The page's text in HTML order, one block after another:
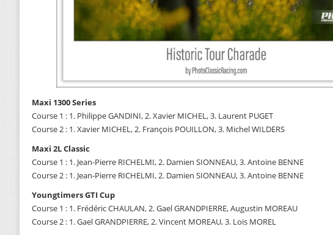
Maxi 1300 Series
Course 1 : 1. Philippe GANDINI, 2. Xavier MICHEL, 3. Laurent PUGET
Course 2 : 1. Xavier MICHEL, 2. François POUILLON, 3. Michel WILDERS
Maxi 2L Classic
Course 1 : 1. Jean-Pierre RICHELMI, 2. Damien SIONNEAU, 3. Antoine BENNE
Course 2 : 1. Jean-Pierre RICHELMI, 2. Damien SIONNEAU, 3. Antoine BENNE
Youngtimers GTI Cup
Course 1 : 1. Frédéric CHAULAN, 2. Gael GRANDPIERRE, Augustin MOREAU
Course 2 : 1. Gael GRANDPIERRE, 2. Vincent MOREAU, 3. Lois MOREL